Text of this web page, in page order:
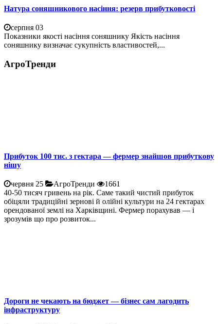
Натура соняшникового насіння: резерв прибутковості
серпня 03
Показники якості насіння соняшнику Якість насіння
соняшнику визначає сукупність властивостей,...
АгроТренди
Прибуток 100 тис. з гектара — фермер знайшов прибуткову
нішу
червня 25 АгроТренди
1661
40-50 тисяч гривень на рік. Саме такий чистий прибуток
обіцяли традиційні зернові й олійні культури на 24 гектарах
орендованої землі на Харківщині. Фермер порахував — і
зрозумів що про розвиток...
Дороги не чекають на бюджет — бізнес сам лагодить
інфраструктуру